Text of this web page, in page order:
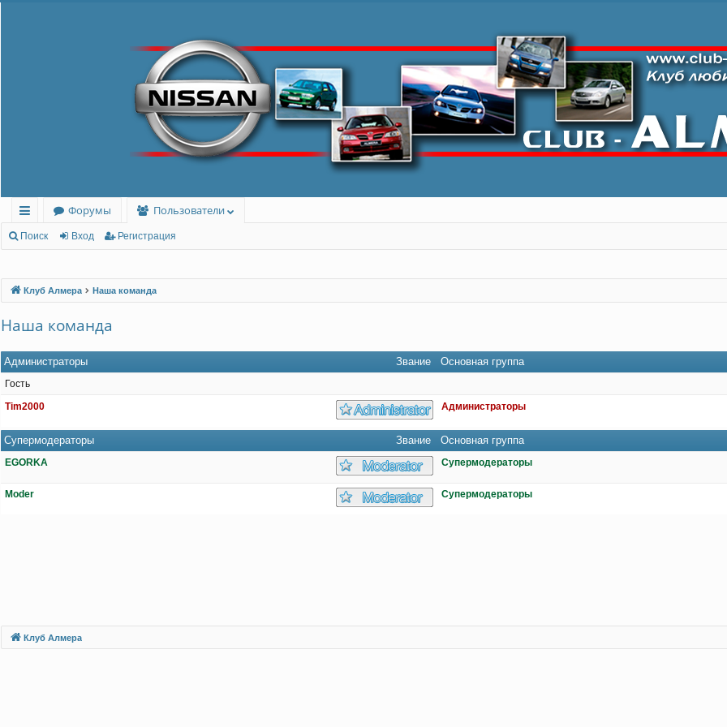
с
лк
Форумы
Пользователи
Поиск Вход Регистрация
Клуб Алмера Наша команда
Наша команда
Звание
Администраторы Основная группа
Гость
Tim2000
Администраторы
Звание
Супермодераторы Основная группа
EGORKA Супермодераторы
Moder Супермодераторы
Клуб Алмера